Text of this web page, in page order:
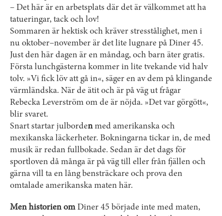
– Det här är en arbetsplats där det är välkommet att ha
tatueringar, tack och lov!
Sommaren är hektisk och kräver stresstålighet, men i
nu oktober–november är det lite lugnare på Diner 45.
Just den här dagen är en måndag, och barn äter gratis.
Första lunchgästerna kommer in lite tvekande vid halv
tolv. »Vi fick löv att gå in«, säger en av dem på klingande
värmländska. När de ätit och är på väg ut frågar
Rebecka Leverström om de är nöjda. »Det var görgött«,
blir svaret.
Snart startar julbordenmed amerikanska och
mexikanska läckerheter. Bokningarna tickar in, de med
musik är redan fullbokade. Sedan är det dags för
sportloven då många är på väg till eller från fjällen och
gärna vill ta en lång bensträckare och prova den
omtalade amerikanska maten här.
Men historien om Diner 45 började inte med maten,